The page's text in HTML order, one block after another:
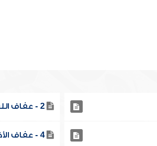
2 - عفاف اللسان
4 - عفاف الأذن